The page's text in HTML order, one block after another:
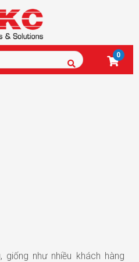
0
như nhiều khách hàng